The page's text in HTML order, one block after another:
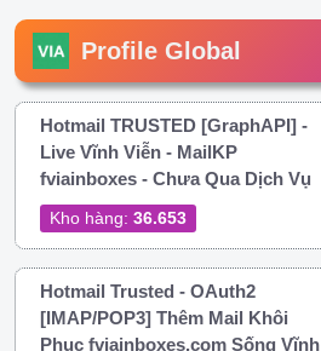
Profile Global
Hotmail TRUSTED [GraphAPI] -
Live Vĩnh Viễn - MailKP
fviainboxes - Chưa Qua Dịch Vụ
Kho hàng: 36.653
Hotmail Trusted - OAuth2
[IMAP/POP3] Thêm Mail Khôi
Phục fviainboxes.com Sống Vĩnh